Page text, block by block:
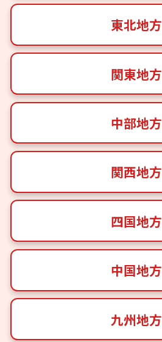
東北地方
関東地方
中部地方
関西地方
四国地方
中国地方
九州地方